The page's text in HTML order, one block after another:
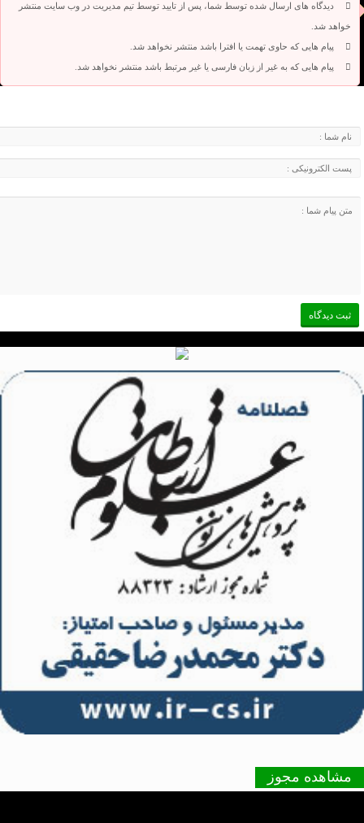
دیدگاه های ارسال شده توسط شما، پس از تایید توسط تیم مدیریت در وب سایت منتشر
خواهد شد.
پیام هایی که حاوی تهمت یا افترا باشد منتشر نخواهد شد.
پیام هایی که به غیر از زبان فارسی یا غیر مرتبط باشد منتشر نخواهد شد.
مشاهده مجوز